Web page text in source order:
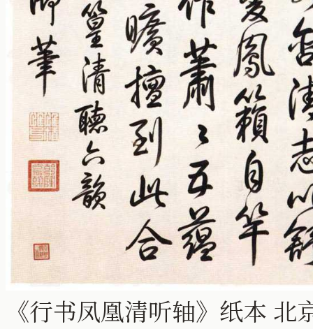
《行书凤凰清听轴》纸本 北